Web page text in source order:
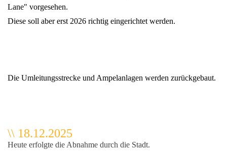
Lane" vorgesehen.
Diese soll aber erst 2026 richtig eingerichtet werden.
Die Umleitungsstrecke und Ampelanlagen werden zurückgebaut.
\\ 18.12.2025
Heute erfolgte die Abnahme durch die Stadt.